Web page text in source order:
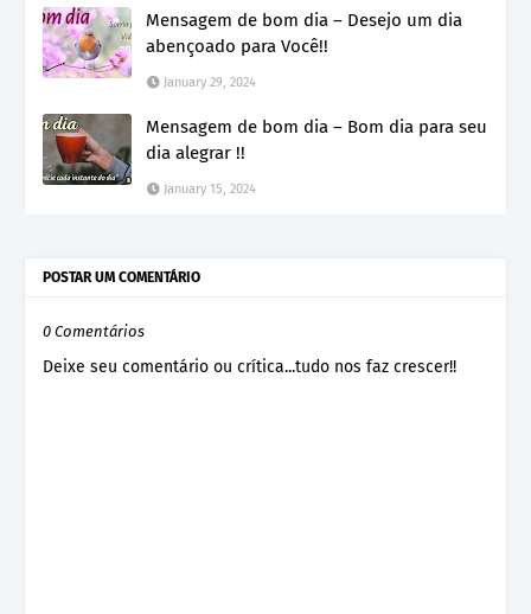
Mensagem de bom dia – Desejo um dia
abençoado para Você!!
January 29, 2024
Mensagem de bom dia – Bom dia para seu
dia alegrar !!
January 15, 2024
POSTAR UM COMENTÁRIO
0 Comentários
Deixe seu comentário ou crítica...tudo nos faz crescer!!